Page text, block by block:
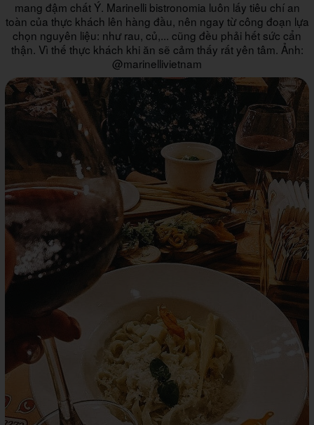
mang đậm chất Ý. Marinelli bistronomia luôn lấy tiêu chí an
toàn của thực khách lên hàng đầu, nên ngay từ công đoạn lựa
chọn nguyên liệu: như rau, củ,... cũng đều phải hết sức cẩn
thận. Vì thế thực khách khi ăn sẽ cảm thấy rất yên tâm. Ảnh:
@marinellivietnam